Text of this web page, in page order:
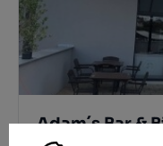
Adam´s Bar &